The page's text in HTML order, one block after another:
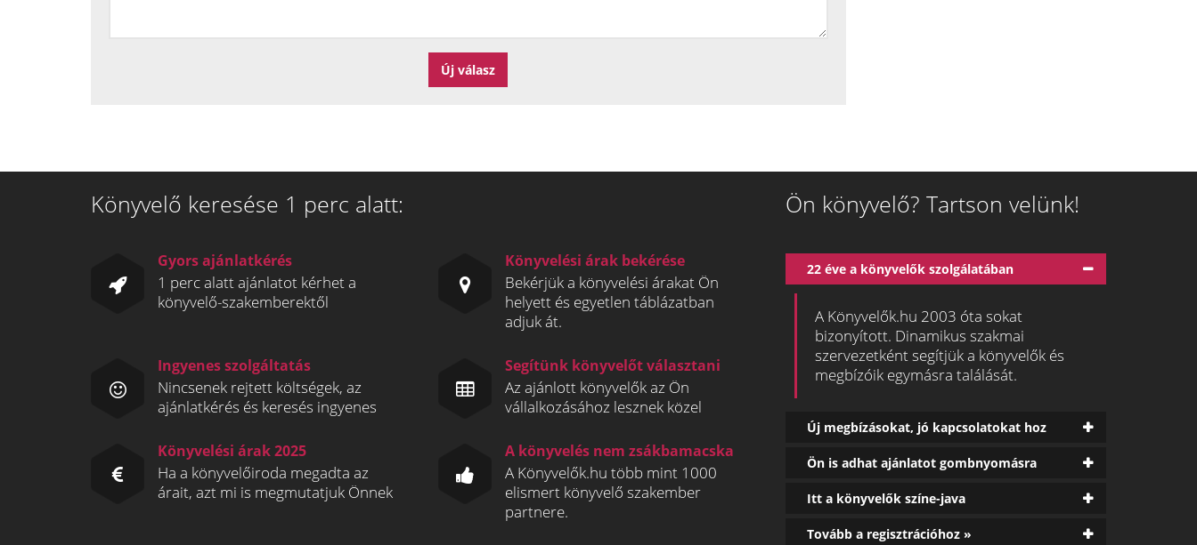
Könyvelő keresése 1 perc alatt:
Gyors ajánlatkérés
1 perc alatt ajánlatot kérhet a
könyvelő-szakemberektől
Könyvelési árak bekérése
Bekérjük a könyvelési árakat Ön
helyett és egyetlen táblázatban
adjuk át.
Ingyenes szolgáltatás
Nincsenek rejtett költségek, az
ajánlatkérés és keresés ingyenes
Segítünk könyvelőt választani
Az ajánlott könyvelők az Ön
vállalkozásához lesznek közel
Könyvelési árak 2025
Ha a könyvelőiroda megadta az
árait, azt mi is megmutatjuk Önnek
A könyvelés nem zsákbamacska
A Könyvelők.hu több mint 1000
elismert könyvelő szakember
partnere.
Ön könyvelő? Tartson velünk!
22 éve a könyvelők szolgálatában
A Könyvelők.hu 2003 óta sokat
bizonyított. Dinamikus szakmai
szervezetként segítjük a könyvelők és
megbízóik egymásra találását.
Új megbízásokat, jó kapcsolatokat hoz
Ön is adhat ajánlatot gombnyomásra
Itt a könyvelők színe-java
Tovább a regisztrációhoz »